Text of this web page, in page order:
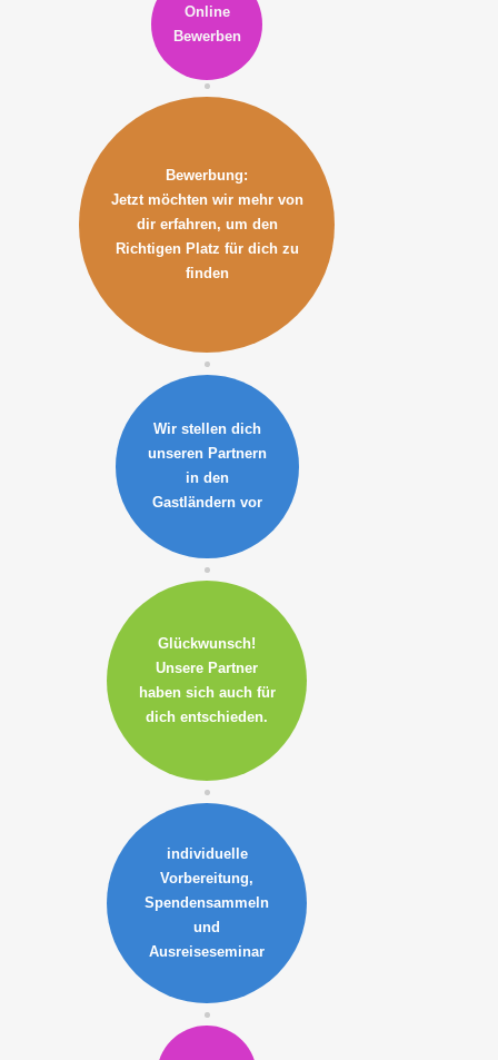
Online
Bewerben
Bewerbung:
Jetzt möchten wir mehr von
dir erfahren, um den
Richtigen Platz für dich zu
finden
Wir stellen dich
unseren Partnern
in den
Gastländern vor
Glückwunsch!
Unsere Partner
haben sich auch für
dich entschieden.
individuelle
Vorbereitung,
Spendensammeln
und
Ausreiseseminar